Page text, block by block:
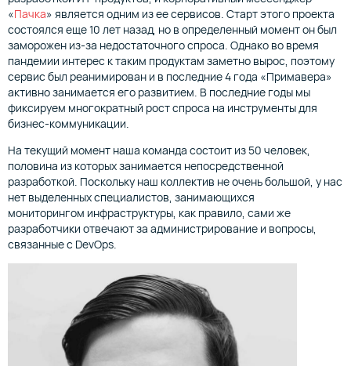
«Пачка» является одним из ее сервисов. Старт этого проекта
состоялся еще 10 лет назад, но в определенный момент он был
заморожен из-за недостаточного спроса. Однако во время
пандемии интерес к таким продуктам заметно вырос, поэтому
сервис был реанимирован и в последние 4 года «Примавера»
активно занимается его развитием. В последние годы мы
фиксируем многократный рост спроса на инструменты для
бизнес-коммуникации.
На текущий момент наша команда состоит из 50 человек,
половина из которых занимается непосредственной
разработкой. Поскольку наш коллектив не очень большой, у нас
нет выделенных специалистов, занимающихся
мониторингом инфраструктуры, как правило, сами же
разработчики отвечают за администрирование и вопросы,
связанные с DevOps.